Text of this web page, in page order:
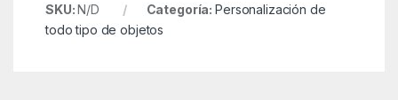
SKU:N/D Categoría:Personalización de
todo tipo de objetos